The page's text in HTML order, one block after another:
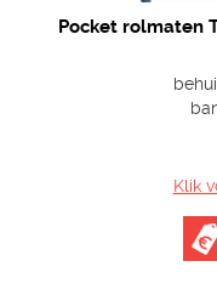
Pocket rolmaten
Klik